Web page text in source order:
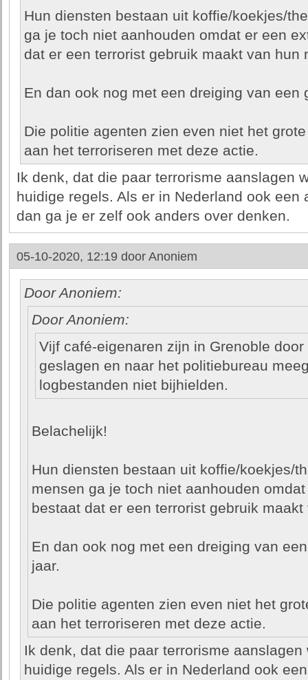
Hun diensten bestaan uit koffie/koekjes/
ga je toch niet aanhouden omdat er een
dat er een terrorist gebruik maakt van hun
En dan ook nog met een dreiging van een
Die politie agenten zien even niet het
aan het terroriseren met deze actie.
Ik denk, dat die paar terrorisme aanslagen
huidige regels. Als er in Nederland ook een
dan ga je er zelf ook anders over denken.
05-10-2020, 12:19 door Anoniem
Door Anoniem:
Door Anoniem:
Vijf café-eigenaren zijn in Grenoble
geslagen en naar het politiebureau
logbestanden niet bijhielden.
Belachelijk!
Hun diensten bestaan uit koffie/koekjes/
mensen ga je toch niet aanhouden
bestaat dat er een terrorist gebruik
En dan ook nog met een dreiging van
jaar.
Die politie agenten zien even niet het
aan het terroriseren met deze actie.
Ik denk, dat die paar terrorisme
huidige regels. Als er in Nederland ook